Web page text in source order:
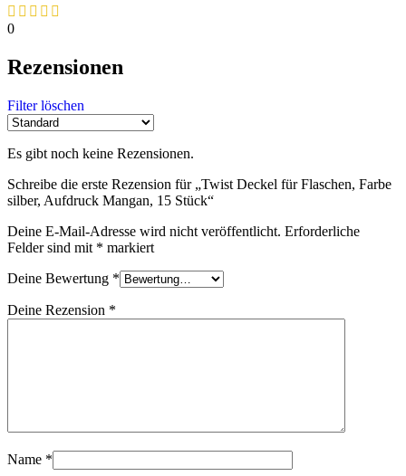
0
Rezensionen
Filter löschen
Es gibt noch keine Rezensionen.
Schreibe die erste Rezension für „Twist Deckel für Flaschen, Farbe
silber, Aufdruck Mangan, 15 Stück“
Deine E-Mail-Adresse wird nicht veröffentlicht. Erforderliche
Felder sind mit * markiert
Deine Bewertung *
Deine Rezension *
Name *